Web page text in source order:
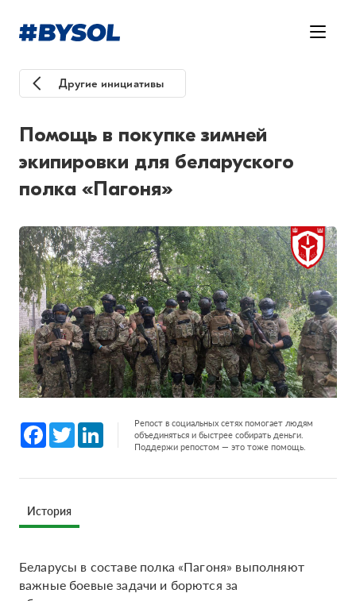
Другие инициативы
Помощь в покупке зимней
экипировки для беларуского
полка «Пагоня»
Facebook
Twitter LinkedInРепост в социальных сетях помогает людям
объединяться и быстрее собирать деньги.
Поддержи репостом — это тоже помощь.
История
Беларусы в составе полка «Пагоня» выполняют
важные боевые задачи и борются за